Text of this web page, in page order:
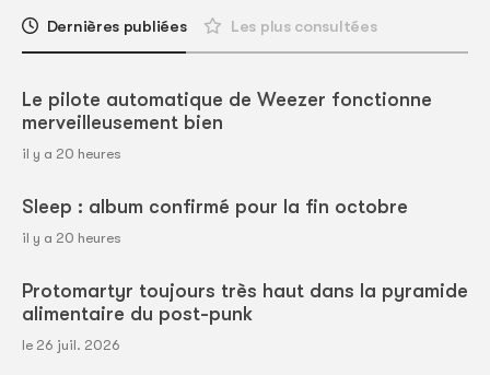
Dernières publiées Les plus consultées
Le pilote automatique de Weezer fonctionne
merveilleusement bien
il y a 20 heures
Sleep : album confirmé pour la fin octobre
il y a 20 heures
Protomartyr toujours très haut dans la pyramide
alimentaire du post-punk
le 26 juil. 2026